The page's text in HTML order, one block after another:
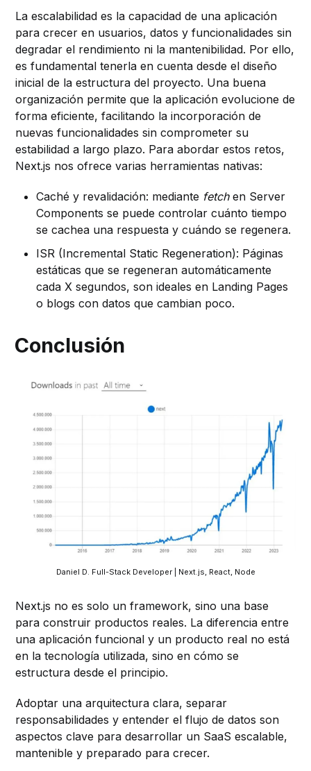
La escalabilidad es la capacidad de una aplicación
para crecer en usuarios, datos y funcionalidades sin
degradar el rendimiento ni la mantenibilidad. Por ello,
es fundamental tenerla en cuenta desde el diseño
inicial de la estructura del proyecto. Una buena
organización permite que la aplicación evolucione de
forma eficiente, facilitando la incorporación de
nuevas funcionalidades sin comprometer su
estabilidad a largo plazo. Para abordar estos retos,
Next.js nos ofrece varias herramientas nativas:
Caché y revalidación: mediante fetchen Server
Components se puede controlar cuánto tiempo
se cachea una respuesta y cuándo se regenera.
ISR (Incremental Static Regeneration): Páginas
estáticas que se regeneran automáticamente
cada X segundos, son ideales en Landing Pages
o blogs con datos que cambian poco.
Conclusión
Daniel D. Full-Stack Developer | Next.js, React, Node
Next.js no es solo un framework, sino una base
para construir productos reales. La diferencia entre
una aplicación funcional y un producto real no está
en la tecnología utilizada, sino en cómo se
estructura desde el principio.
Adoptar una arquitectura clara, separar
responsabilidades y entender el flujo de datos son
aspectos clave para desarrollar un SaaS escalable,
mantenible y preparado para crecer.